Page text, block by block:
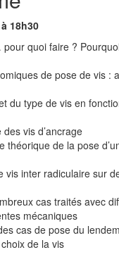
18h30
quoi faire ?
de pose de vis :
du type de vis en
vis d’ancrage
théorique de la pose
vis inter radiculaire sur
cas traités avec
mécaniques
cas de pose du
de la vis